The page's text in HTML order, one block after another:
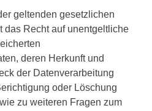
geltenden gesetzlichen
das Recht auf unentgeltliche
deren Herkunft und
der Datenverarbeitung
oder Löschung
zu weiteren Fragen zum